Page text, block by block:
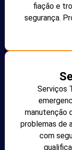
fiação e
segurança.
Serviços
manutenção
problemas de
com